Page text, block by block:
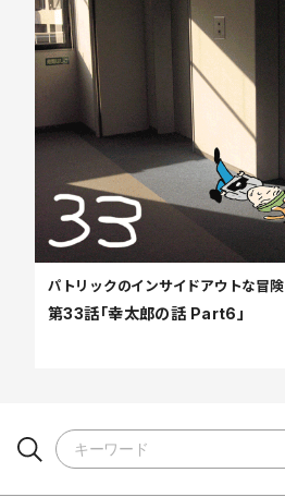
第33話「幸太郎の話 Part6」
パトリックのインサイドアウトな冒険